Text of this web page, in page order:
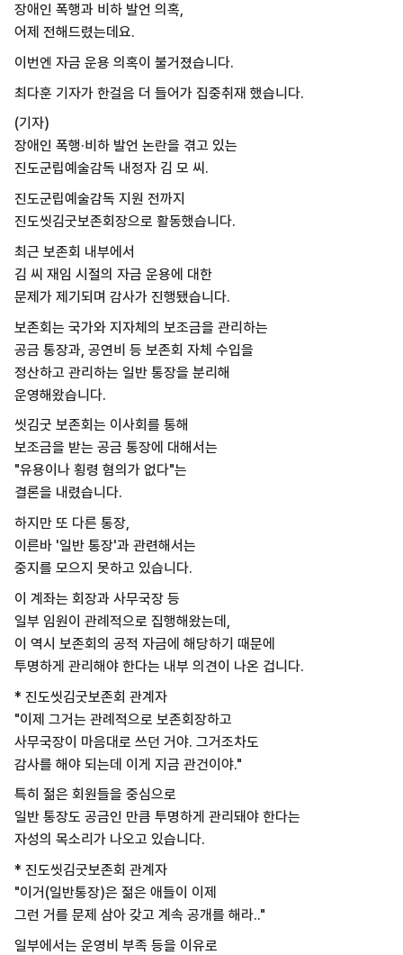
장애인 폭행과 비하 발언 의혹,
어제 전해드렸는데요.
이번엔 자금 운용 의혹이 불거졌습니다.
최다훈 기자가 한걸음 더 들어가 집중취재 했습니다.
(기자)
장애인 폭행·비하 발언 논란을 겪고 있는
진도군립예술감독 내정자 김 모 씨.
진도군립예술감독 지원 전까지
진도씻김굿보존회장으로 활동했습니다.
최근 보존회 내부에서
김 씨 재임 시절의 자금 운용에 대한
문제가 제기되며 감사가 진행됐습니다.
보존회는 국가와 지자체의 보조금을 관리하는
공금 통장과, 공연비 등 보존회 자체 수입을
정산하고 관리하는 일반 통장을 분리해
운영해왔습니다.
씻김굿 보존회는 이사회를 통해
보조금을 받는 공금 통장에 대해서는
"유용이나 횡령 혐의가 없다"는
결론을 내렸습니다.
하지만 또 다른 통장,
이른바 '일반 통장'과 관련해서는
중지를 모으지 못하고 있습니다.
이 계좌는 회장과 사무국장 등
일부 임원이 관례적으로 집행해왔는데,
이 역시 보존회의 공적 자금에 해당하기 때문에
투명하게 관리해야 한다는 내부 의견이 나온 겁니다.
* 진도씻김굿보존회 관계자
"이제 그거는 관례적으로 보존회장하고
사무국장이 마음대로 쓰던 거야. 그거조차도
감사를 해야 되는데 이게 지금 관건이야."
특히 젊은 회원들을 중심으로
일반 통장도 공금인 만큼 투명하게 관리돼야 한다는
자성의 목소리가 나오고 있습니다.
* 진도씻김굿보존회 관계자
"이거(일반통장)은 젊은 애들이 이제
그런 거를 문제 삼아 갖고 계속 공개를 해라.."
일부에서는 운영비 부족 등을 이유로